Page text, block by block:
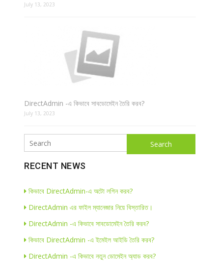
July 13, 2023
DirectAdmin -এ কিভাবে সাবডোমেইন তৈরি করব?
July 13, 2023
Search
RECENT NEWS
কিভাবে DirectAdmin-এ অটো লগিন করব?
DirectAdmin এর ফাইল ম্যানেজার নিয়ে বিস্তারিত।
DirectAdmin -এ কিভাবে সাবডোমেইন তৈরি করব?
কিভাবে DirectAdmin -এ ইমেইল আইডি তৈরি করব?
DirectAdmin -এ কিভাবে নতুন ডোমেইন অ্যাড করব?